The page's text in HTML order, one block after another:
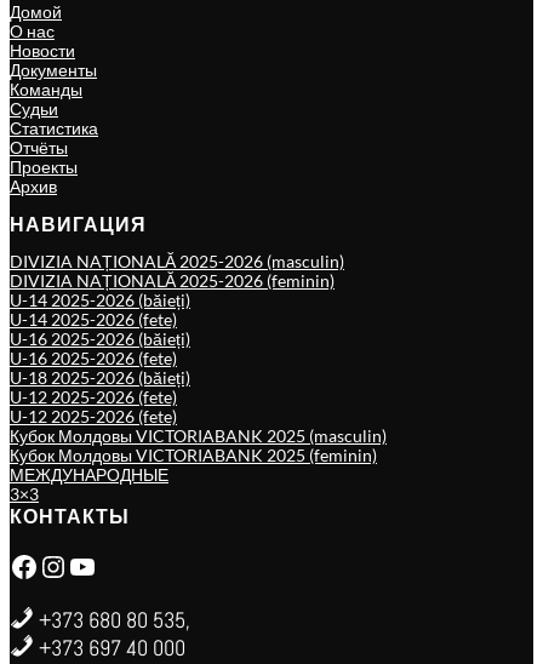
Домой
О нас
Новости
Документы
Команды
Судьи
Статистика
Отчёты
Проекты
Архив
НАВИГАЦИЯ
DIVIZIA NAȚIONALĂ 2025-2026 (masculin)
DIVIZIA NAȚIONALĂ 2025-2026 (feminin)
U-14 2025-2026 (băieți)
U-14 2025-2026 (fete)
U-16 2025-2026 (băieți)
U-16 2025-2026 (fete)
U-18 2025-2026 (băieți)
U-12 2025-2026 (fete)
U-12 2025-2026 (fete)
Кубок Молдовы VICTORIABANK 2025 (masculin)
Кубок Молдовы VICTORIABANK 2025 (feminin)
МЕЖДУНАРОДНЫЕ
3×3
КОНТАКТЫ
Facebook Instagram YouTube
+373 680 80 535,
+373 697 40 000